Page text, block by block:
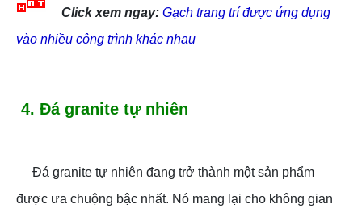
Click xem ngay: Gạch trang trí được ứng dụng
vào nhiều công trình khác nhau
4. Đá granite tự nhiên
Đá granite tự nhiên đang trở thành một sản phẩm
được ưa chuộng bậc nhất. Nó mang lại cho không gian